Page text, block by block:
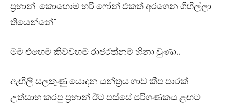
ප්‍රහාන් කොහොම හරි ෆෝන් එකත් අරගෙන ගිහිල්ලා
තියෙන්නේ”
මම එහෙම කිව්වහම රාජරත්නම් හිනා වුණා..
ඇඟිලි සලකුණු යොදන යන්ත්‍රය ගාව කීප පාරක්
උත්සාහ කරපු ප්‍රහාන් ඊට පස්සේ පරිගණකය ළඟට